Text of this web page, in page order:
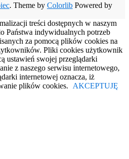
. Theme by Colorlib Powered by
treści dostępnych w naszym
Państwa indywidualnych potrzeb
za pomocą plików cookies na
Pliki cookies użytkownik
ustawień swojej przeglądarki
z naszego serwisu internetowego,
internetowej oznacza, iż
plików cookies.
AKCEPTUJĘ